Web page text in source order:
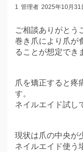
1 管理者 2025年10月31
ご相談ありがとう
巻き爪により爪が
ることが想定でき
爪を矯正すると疼
す。
ネイルエイド試し
現状は爪の中央が
ネイルエイド使う